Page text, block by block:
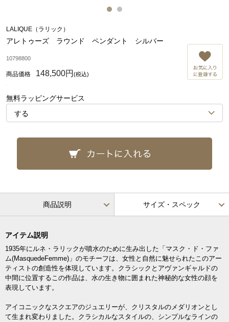
LALIQUE（ラリック）
アレトゥーズ ラウンド ペンダント シルバー
10798800
148,500円 (税込)
無料ラッピングサービス
商品説明 サイズ・スペック
アイテム説明
1935年にルネ・ラリックが噴水のために生み出した「マスク・ド・ファ
ム(MasquedeFemme)」のモチーフは、女性と自然に魅せられたこのアー
ティストの創造性を体現しています。クラシックとアヴァンギャルドの
中間に位置するこの作品は、水の生き物に囲まれた神秘的な女性の顔を
表現しています。
アイコニックなスクエアのジュエリーが、クリスタルのメダリオンとし
て生まれ変わりました。クラシカルなスタイルの、シンプルなラインの